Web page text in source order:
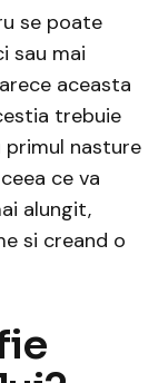
se poate
sau mai
aceasta
trebuie
primul nasture
ce va
alungit,
si creand o